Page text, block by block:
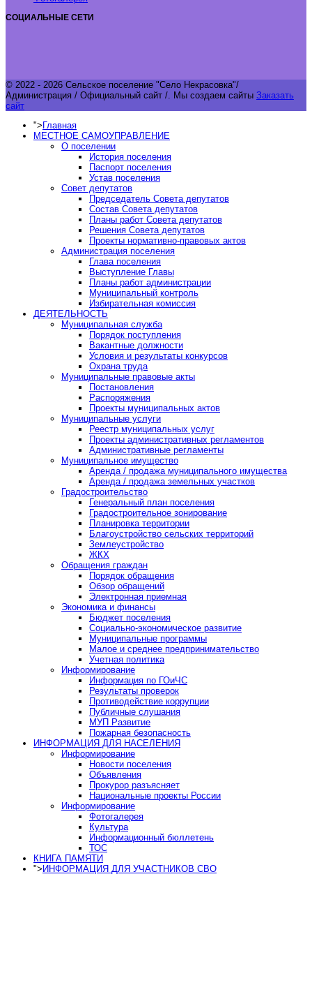
СОЦИАЛЬНЫЕ СЕТИ
© 2022 - 2026 Сельское поселение "Село Некрасовка"/
Администрация / Официальный сайт /. Мы создаем сайты Заказать
сайт
">Главная
МЕСТНОЕ САМОУПРАВЛЕНИЕ
О поселении
История поселения
Паспорт поселения
Устав поселения
Совет депутатов
Председатель Совета депутатов
Состав Совета депутатов
Планы работ Совета депутатов
Решения Совета депутатов
Проекты нормативно-правовых актов
Администрация поселения
Глава поселения
Выступление Главы
Планы работ администрации
Муниципальный контроль
Избирательная комиссия
ДЕЯТЕЛЬНОСТЬ
Муниципальная служба
Порядок поступления
Вакантные должности
Условия и результаты конкурсов
Охрана труда
Муниципальные правовые акты
Постановления
Распоряжения
Проекты муниципальных актов
Муниципальные услуги
Реестр муниципальных услуг
Проекты административных регламентов
Административные регламенты
Муниципальное имущество
Аренда / продажа муниципального имущества
Аренда / продажа земельных участков
Градостроительство
Генеральный план поселения
Градостроительное зонирование
Планировка территории
Благоустройство сельских территорий
Землеустройство
ЖКХ
Обращения граждан
Порядок обращения
Обзор обращений
Электронная приемная
Экономика и финансы
Бюджет поселения
Социально-экономическое развитие
Муниципальные программы
Малое и среднее предпринимательство
Учетная политика
Информирование
Информация по ГОиЧС
Результаты проверок
Противодействие коррупции
Публичные слушания
МУП Развитие
Пожарная безопасность
ИНФОРМАЦИЯ ДЛЯ НАСЕЛЕНИЯ
Информирование
Новости поселения
Объявления
Прокурор разъясняет
Национальные проекты России
Информирование
Фотогалерея
Культура
Информационный бюллетень
ТОС
КНИГА ПАМЯТИ
">ИНФОРМАЦИЯ ДЛЯ УЧАСТНИКОВ СВО